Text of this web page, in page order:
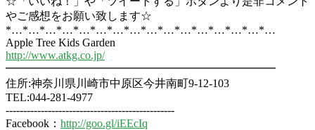
やご感想をお願い致します☆
*…*…*…*…*…*…*…*…*…*…*…*…*…*…*…*…
Apple Tree Kids Garden
http://www.atkg.co.jp/
━━━━━━━━━━━━━━━━━━━━━━━━
住所:神奈川県川崎市中原区今井南町9-12-103
TEL:044-281-4977
------------------------------------------------
Facebook： http://goo.gl/iEEcIq